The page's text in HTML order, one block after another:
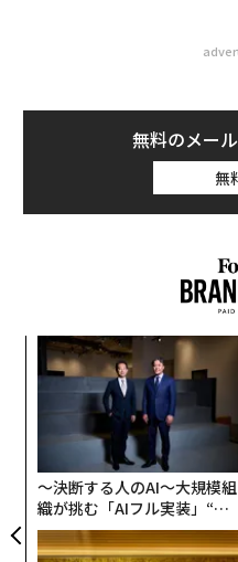
無料のメー
無
〜決断する人のAI〜大規模組
織が挑む「AIフル実装」“使
う”企業から“動く”企業へ【
TTドコモビジネス×PwC】